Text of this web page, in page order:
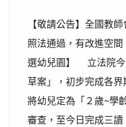
【敬請公告】全國教
照法通過，有改進空
選幼兒園】 立法院今
草案」，初步完成各
將幼兒定為「２歲~學
審查，至今日完成三